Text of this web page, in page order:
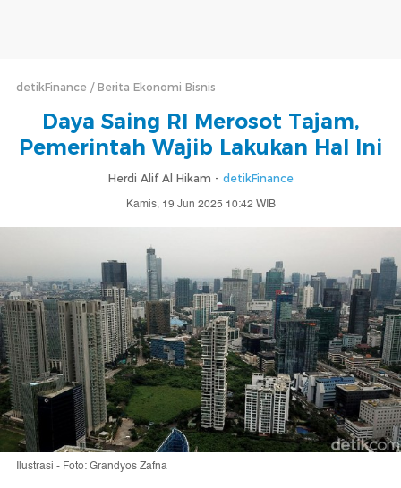
detikFinance Berita Ekonomi Bisnis
Daya Saing RI Merosot Tajam,
Pemerintah Wajib Lakukan Hal Ini
Herdi Alif Al Hikam - detikFinance
Kamis, 19 Jun 2025 10:42 WIB
Ilustrasi - Foto: Grandyos Zafna